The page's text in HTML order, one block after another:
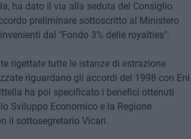
ha dato il via alla seduta del Consiglio
preliminare sottoscritto al Ministero
dal "Fondo 3% delle royalties".
rigettate tutte le istanze di estrazione
riguardano gli accordi del 1998 con Eni
ha poi specificato i benefici ottenuti
Sviluppo Economico e la Regione
il sottosegretario Vicari.